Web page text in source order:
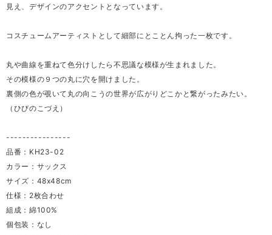
見え、デザインのアクセントとなっています。
コスチュームアーティストとして細部にとことん拘った一枚です。
丸や曲線を重ねて色分けしたら不思議な模様が生まれました。
その模様の９つの丸に穴を開けました。
裏側の色が覗いて丸の向こうの世界が広がりどこかと繋がったみたい。
（ひびのこづえ）
----------------
品番：KH23-02
カラー：サックス
サイズ：48x48cm
仕様：2枚合わせ
組成：綿100%
個包装：なし